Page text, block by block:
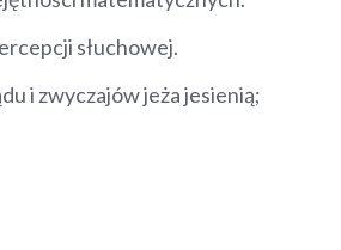
słuchowej.
i zwyczajów jeża jesienią;